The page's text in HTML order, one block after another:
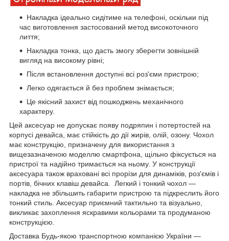
Накладка ідеально сидітиме на телефоні, оскільки під
час виготовлення застосований метод високоточного
лиття;
Накладка тонка, що дасть змогу зберегти зовнішній
вигляд на високому рівні;
Після встановлення доступні всі роз'єми пристрою;
Легко одягається й без проблем знімається;
Це якісний захист від пошкоджень механічного
характеру.
Цей аксесуар не допускає появу подряпин і потертостей на
корпусі девайса, має стійкість до дії жирів, олій, озону. Чохол
має конструкцію, призначену для використання з
вищезазначеною моделлю смартфона, щільно фіксується на
пристрої та надійно тримається на ньому. У конструкції
аксесуара також враховані всі прорізи для динаміків, роз'ємів і
портів, бічних клавіш девайса. Легкий і тонкий чохол —
накладка не збільшить габарити пристрою та підкреслить його
тонкий стиль. Аксесуар приємний тактильно та візуально,
викликає захоплення яскравими кольорами та продуманою
конструкцією.
Доставка Будь-якою транспортною компанією України —